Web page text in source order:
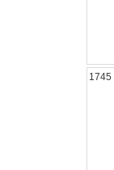
1745